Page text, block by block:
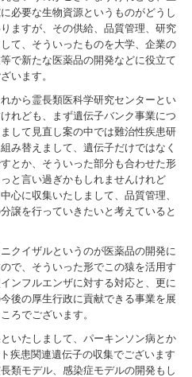
必要な生物資源というものがどうし
ますが、その供給、品質管理、研究
て、そういったものを大学、企業の
で新たな医薬品の開発などに役立て
います。
から霊長類医科学研究センターとい
れども、まず遺伝子バンク事業につ
して見直し案の中では難治性疾患研
み替えまして、遺伝子だけではなく
とか、そういった部分も合わせた形
と言い過ぎかもしれませんけれど
心に収集いたしまして、品質管理、
譲を行っていきたいと考えていると
クイザルというのが医薬品の開発に
で、そういった形でこの猿を活用す
ンフルエンザに対する対応と、更に
後の厚生行政に貢献できる事業を展
ろでございます。
いたしまして、パーキンソン病とか
疾患関連遺伝子の収集でございます
類モデル、感染症モデルの開発もし